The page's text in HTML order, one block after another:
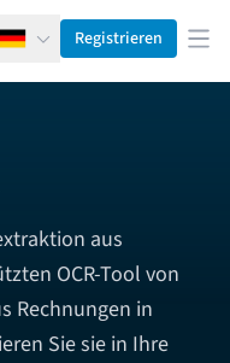
DeutschRegistrieren
aus
OCR-Tool von
Rechnungen in
Sie sie in Ihre